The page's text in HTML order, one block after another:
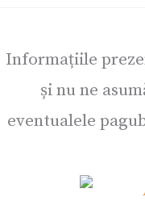
Informațiile
și nu ne
eventualele